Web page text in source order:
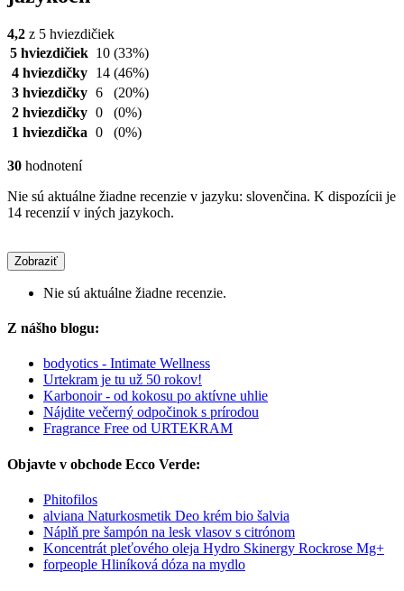
4,2 z 5 hviezdičiek
5 hviezdičiek 10 (33%)
4 hviezdičky
14 (46%)
3 hviezdičky 6
(20%)
2 hviezdičky 0
(0%)
1 hviezdička 0 (0%)
30 hodnotení
Nie sú aktuálne žiadne recenzie v jazyku: slovenčina. K dispozícii je
14 recenzií v iných jazykoch.
Zobraziť
Nie sú aktuálne žiadne recenzie.
Z nášho blogu:
bodyotics - Intimate Wellness
Urtekram je tu už 50 rokov!
Karbonoir - od kokosu po aktívne uhlie
Nájdite večerný odpočinok s prírodou
Fragrance Free od URTEKRAM
Objavte v obchode Ecco Verde:
Phitofilos
alviana Naturkosmetik Deo krém bio šalvia
Náplň pre šampón na lesk vlasov s citrónom
Koncentrát pleťového oleja Hydro Skinergy Rockrose Mg+
forpeople Hliníková dóza na mydlo